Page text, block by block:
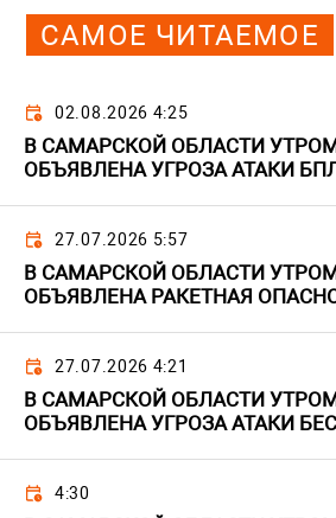
САМОЕ ЧИТАЕМОЕ
02.08.2026 4:25
В САМАРСКОЙ ОБЛАСТИ
ОБЪЯВЛЕНА УГРОЗА АТАКИ
27.07.2026 5:57
В САМАРСКОЙ ОБЛАСТИ
ОБЪЯВЛЕНА РАКЕТНАЯ
27.07.2026 4:21
В САМАРСКОЙ ОБЛАСТИ
ОБЪЯВЛЕНА УГРОЗА АТАКИ
4:30